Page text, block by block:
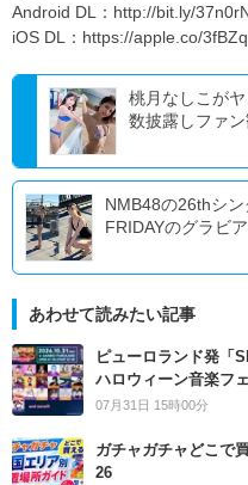
Android DL：http://bit.ly/
iOS DL：https://apple.co/
桃月なしこが
数披露しファン
NMB48の26thシ
FRIDAYのグラビア
あわせて読みたい記事
ピューロランド発「
ハロウィーン音楽フ
07月31日 15時00分
ガチャガチャどこで
26